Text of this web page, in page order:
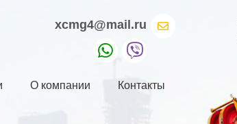
xcmg4@mail.ru
О компании Контакты